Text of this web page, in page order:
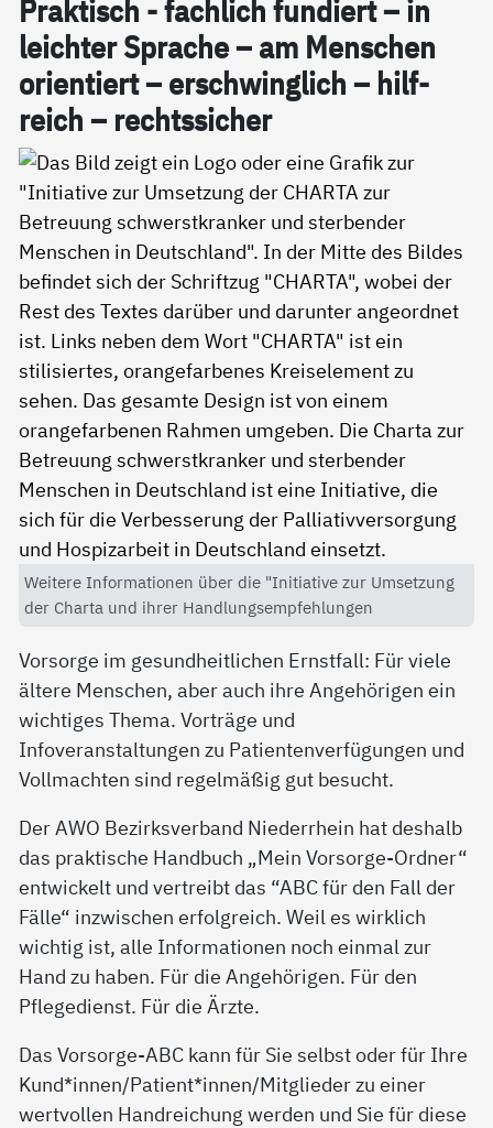
Prak­tisch - fach­lich fun­diert – in
leich­ter Spra­che – am Men­schen
ori­en­tiert – er­schwing­lich – hil­f­
reich – rechts­si­cher
Weitere Informationen über die "Initiative zur Umsetzung
der Charta und ihrer Handlungsempfehlungen
Vorsorge im gesundheitlichen Ernstfall: Für viele
ältere Menschen, aber auch ihre Angehörigen ein
wichtiges Thema. Vorträge und
Infoveranstaltungen zu Patientenverfügungen und
Vollmachten sind regelmäßig gut besucht.
Der AWO Bezirksverband Niederrhein hat deshalb
das praktische Handbuch „Mein Vorsorge-Ordner“
entwickelt und vertreibt das “ABC für den Fall der
Fälle“ inzwischen erfolgreich. Weil es wirklich
wichtig ist, alle Informationen noch einmal zur
Hand zu haben. Für die Angehörigen. Für den
Pflegedienst. Für die Ärzte.
Das Vorsorge-ABC kann für Sie selbst oder für Ihre
Kund*innen/Patient*innen/Mitglieder zu einer
wertvollen Handreichung werden und Sie für diese